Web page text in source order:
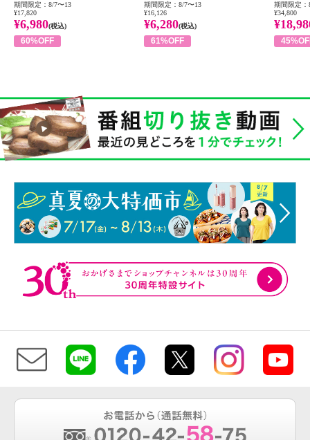
期間限定：8/7〜13
¥17,820
¥6,980(税込)
60%OFF
期間限定：8/7〜13
¥16,126
¥6,280(税込)
61%OFF
期間限定：
¥34,800